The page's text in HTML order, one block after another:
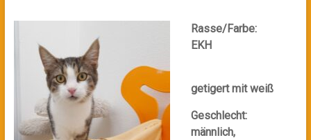
Rasse/Farbe:
EKH
getigert mit weiß
Geschlecht:
männlich,